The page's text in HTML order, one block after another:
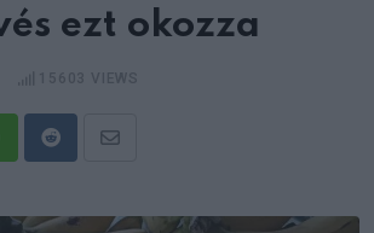
ezt okozza
RedditShare
Email